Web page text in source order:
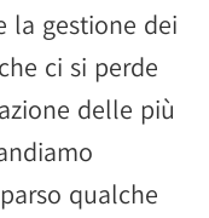
la gestione dei
ci si perde
delle più
qualche